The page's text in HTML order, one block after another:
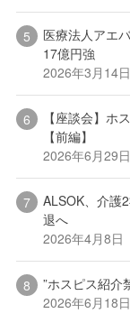
医療法人アエ
17億円強
2026年3月14日
【座談会】ホ
【前編】
2026年6月29日
ALSOK、介護
退へ
2026年4月8日
”ホスピス紹介
2026年6月18日